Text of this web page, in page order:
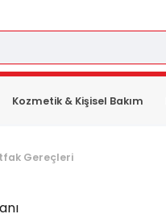
Kozmetik & Kişisel Bakım
Gereçleri